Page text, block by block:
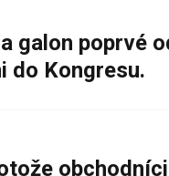
galon poprvé
do Kongresu.